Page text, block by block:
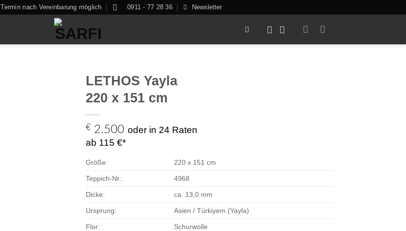
Termin nach Vereinbarung möglich 0911 - 77 28 36 Newsletter
LETHOS Yayla
220 x 151 cm
€ 2.500 oder in 24 Raten
ab 115 €*
Größe: 220 x 151 cm
Teppich-Nr.: 4968
Dicke: ca. 13,0 mm
Ursprung: Asien / Türkiyem (Yayla)
Flor: Schurwolle